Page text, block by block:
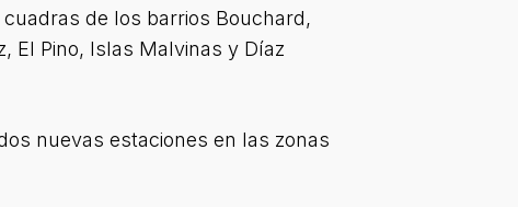
de los barrios Bouchard,
El Pino, Islas Malvinas y Díaz
nuevas estaciones en las zonas